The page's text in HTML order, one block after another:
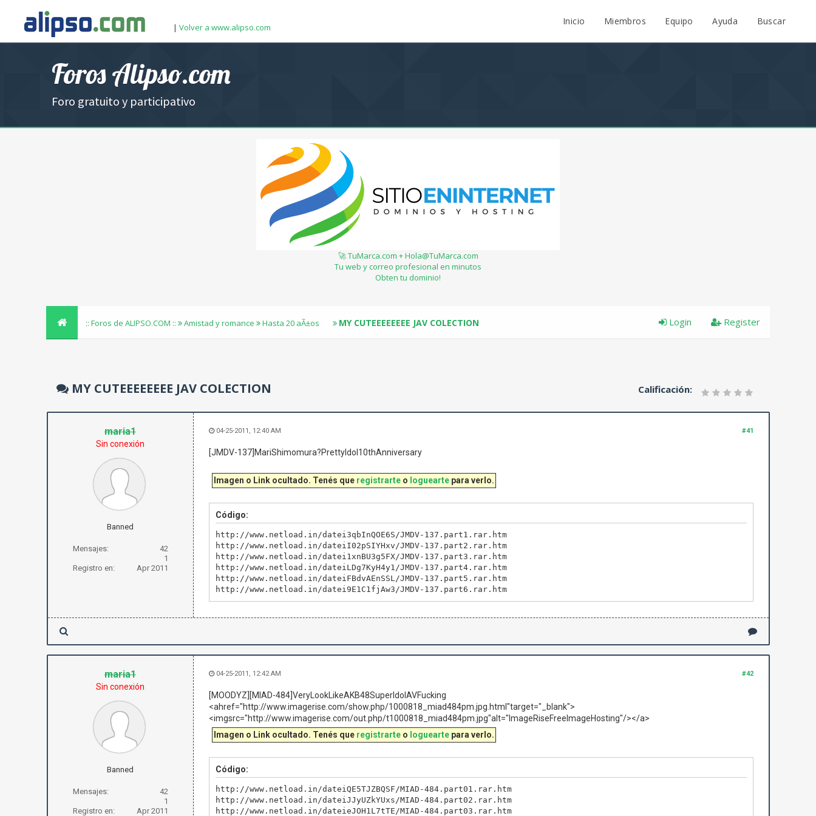
| Volver a www.alipso.com
Inicio Miembros Equipo Ayuda Buscar
Foros Alipso.com
Foro gratuito y participativo
🚀 TuMarca.com + Hola@TuMarca.com
Tu web y correo profesional en minutos
Obten tu dominio!
:: Foros de ALIPSO.COM :: Amistad y romance Hasta 20 aÃ±os MY CUTEEEEEEEE JAV COLECTION Register
Login
Calificación:
MY CUTEEEEEEEE JAV COLECTION
maria1
Sin conexión
Banned
Mensajes:
42
1
Registro en:
Apr 2011
#41
04-25-2011, 12:40 AM
[JMDV-137]MariShimomura?PrettyIdol10thAnniversary
Imagen o Link ocultado. Tenés que registrarteo logueartepara verlo.
Código:
http://www.netload.in/datei3qbInQOE6S/JMDV-137.part1.rar.htm
http://www.netload.in/dateiI02pSIYHxv/JMDV-137.part2.rar.htm
http://www.netload.in/datei1xnBU3g5FX/JMDV-137.part3.rar.htm
http://www.netload.in/dateiLDg7KyH4y1/JMDV-137.part4.rar.htm
http://www.netload.in/dateiFBdvAEnSSL/JMDV-137.part5.rar.htm
http://www.netload.in/datei9E1C1fjAw3/JMDV-137.part6.rar.htm
maria1
Sin conexión
Banned
Mensajes:
42
1
Registro en:
Apr 2011
#42
04-25-2011, 12:42 AM
[MOODYZ][MIAD-484]VeryLookLikeAKB48SuperIdolAVFucking
<ahref="http://www.imagerise.com/show.php/1000818_miad484pm.jpg.html"target="_blank">
<imgsrc="http://www.imagerise.com/out.php/t1000818_miad484pm.jpg"alt="ImageRiseFreeImageHosting"/></a>
Imagen o Link ocultado. Tenés que registrarteo logueartepara verlo.
Código:
http://www.netload.in/dateiQE5TJZBQSF/MIAD-484.part01.rar.htm
http://www.netload.in/dateiJJyUZkYUxs/MIAD-484.part02.rar.htm
http://www.netload.in/dateieJOH1L7tTE/MIAD-484.part03.rar.htm